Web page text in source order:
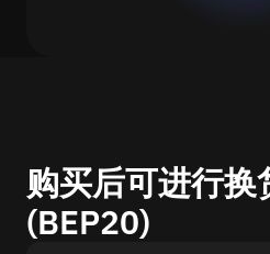
购买后可进行换
(BEP20)